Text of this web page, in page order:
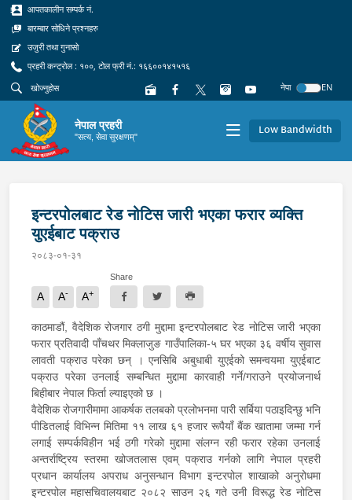
आपतकालीन सम्पर्क नं.
बारम्बार सोधिने प्रश्नहरु
उजुरी तथा गुनासो
प्रहरी कन्ट्रोल : १००, टोल फ्री नं.: १६६००१४१५१६
नेपा
EN
नेपाल प्रहरी
"सत्य, सेवा सुरक्षणम्" Low Bandwidth
इन्टरपोलबाट रेड नोटिस जारी भएका फरार व्यक्ति
युएईबाट पक्राउ
२०८३-०१-३१
A A- A+
Share
काठमाडौं, वैदेशिक रोजगार ठगी मुद्दामा इन्टरपोलबाट रेड नोटिस जारी भएका
फरार प्रतिवादी पाँचथर मिक्लाजुङ गाउँपालिका-५ घर भएका ३६ वर्षीय सुवास
लावती पक्राउ परेका छन् । एनसिबि अबुधाबी युएईको समन्वयमा युएईबाट
पक्राउ परेका उनलाई सम्बन्धित मुद्दामा कारवाही गर्ने/गराउने प्रयोजनार्थ
बिहीबार नेपाल फिर्ता ल्याइएको छ ।
वैदेशिक रोजगारीमामा आकर्षक तलबको प्रलोभनमा पारी सर्बिया पठाइदिन्छु भनि
पीडितलाई विभिन्न मितिमा ११ लाख ६१ हजार रूपैयाँ बैंक खातामा जम्मा गर्न
लगाई सम्पर्कविहीन भई ठगी गरेको मुद्दामा संलग्न रही फरार रहेका उनलाई
अन्तर्राष्ट्रिय स्तरमा खोजतलास एवम् पक्राउ गर्नको लागि नेपाल प्रहरी
प्रधान कार्यालय अपराध अनुसन्धान विभाग इन्टरपोल शाखाको अनुरोधमा
इन्टरपोल महासचिवालयबाट २०८२ साउन २६ गते उनी विरूद्ध रेड नोटिस